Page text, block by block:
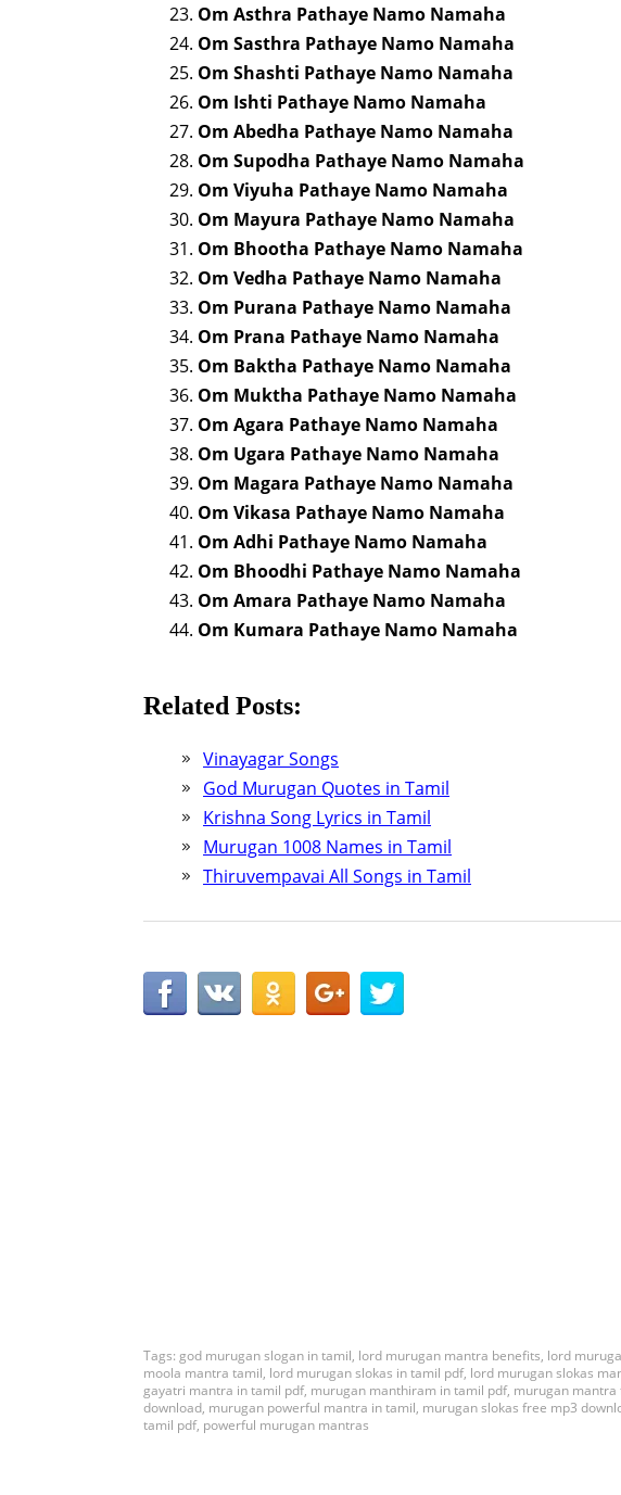
Om Asthra Pathaye Namo Namaha
Om Sasthra Pathaye Namo Namaha
Om Shashti Pathaye Namo Namaha
Om Ishti Pathaye Namo Namaha
Om Abedha Pathaye Namo Namaha
Om Supodha Pathaye Namo Namaha
Om Viyuha Pathaye Namo Namaha
Om Mayura Pathaye Namo Namaha
Om Bhootha Pathaye Namo Namaha
Om Vedha Pathaye Namo Namaha
Om Purana Pathaye Namo Namaha
Om Prana Pathaye Namo Namaha
Om Baktha Pathaye Namo Namaha
Om Muktha Pathaye Namo Namaha
Om Agara Pathaye Namo Namaha
Om Ugara Pathaye Namo Namaha
Om Magara Pathaye Namo Namaha
Om Vikasa Pathaye Namo Namaha
Om Adhi Pathaye Namo Namaha
Om Bhoodhi Pathaye Namo Namaha
Om Amara Pathaye Namo Namaha
Om Kumara Pathaye Namo Namaha
Related Posts:
Vinayagar Songs
God Murugan Quotes in Tamil
Krishna Song Lyrics in Tamil
Murugan 1008 Names in Tamil
Thiruvempavai All Songs in Tamil
Tags: god murugan slogan in tamil, lord murugan mantra benefits, lord
moola mantra tamil, lord murugan slokas in tamil pdf, lord murugan slokas
gayatri mantra in tamil pdf, murugan manthiram in tamil pdf, murugan mantra
download, murugan powerful mantra in tamil, murugan slokas free mp3
tamil pdf, powerful murugan mantras